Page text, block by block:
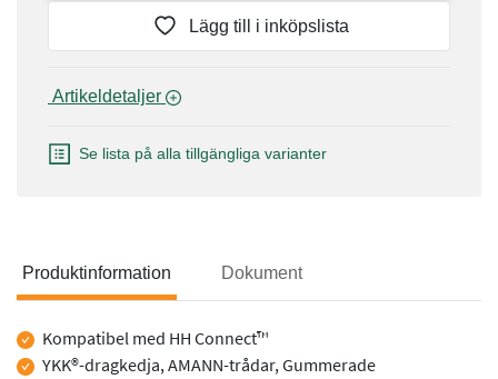
Lägg till i inköpslista
Se lista på alla tillgängliga varianter
Produktinformation Dokument
Produktinformation
Kompatibel med HH Connect™
YKK®-dragkedja, AMANN-trådar, Gummerade